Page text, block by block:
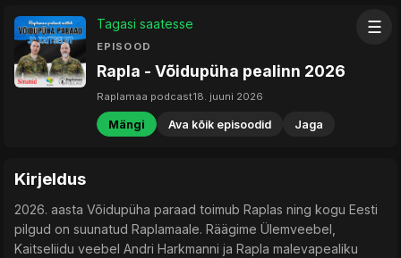
☰
Tagasi saatesse
EPISOOD
Rapla - Võidupüha pealinn 2026
Raplamaa podcast18. juuni 2026
Mängi Ava kõik episoodid Jaga
Kirjeldus
2026. aasta Võidupüha paraad toimub Raplas ning kogu Eesti
pilgud on suunatud Raplamaale. Räägime Ülemveebel,
Kaitseliidu veebel Andri Harkmanni ja Rapla malevapealiku